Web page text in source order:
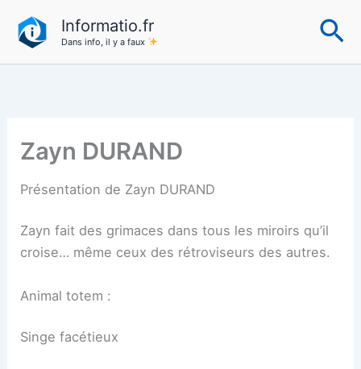
contenu
Informatio.fr
Dans info, il y a faux
Zayn DURAND
Présentation de Zayn DURAND
Zayn fait des grimaces dans tous les miroirs qu’il
croise… même ceux des rétroviseurs des autres.
Animal totem :
Singe facétieux